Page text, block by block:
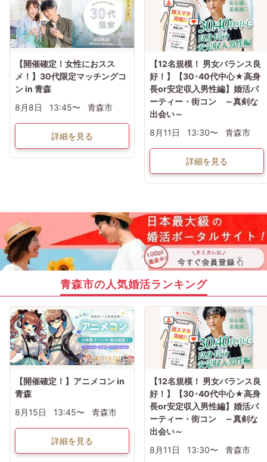
【開催確定！女性におスス
メ！】30代限定マッチングコ
ン in 青森
8月8日
13:45〜 青森市
詳細を見る
【12名規模！ 男女バランス良
好！】【30･40代中心★高身
長or安定収入男性編】婚活パ
ーティー・街コン ～真剣な
出会い～
8月11日
13:30〜 青森市
詳細を見る
青森市の人気婚活ランキング
【開催確定！】アニメコン in
青森
8月15日
13:45〜 青森市
詳細を見る
【12名規模！ 男女バランス良
好！】【30･40代中心★高身
長or安定収入男性編】婚活パ
ーティー・街コン ～真剣な
出会い～
8月11日
13:30〜 青森市